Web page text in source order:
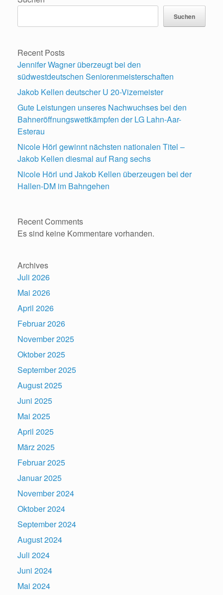
Suchen
Recent Posts
Jennifer Wagner überzeugt bei den
südwestdeutschen Seniorenmeisterschaften
Jakob Kellen deutscher U 20-Vizemeister
Gute Leistungen unseres Nachwuchses bei den
Bahneröffnungswettkämpfen der LG Lahn-Aar-
Esterau
Nicole Hörl gewinnt nächsten nationalen Titel –
Jakob Kellen diesmal auf Rang sechs
Nicole Hörl und Jakob Kellen überzeugen bei der
Hallen-DM im Bahngehen
Recent Comments
Es sind keine Kommentare vorhanden.
Archives
Juli 2026
Mai 2026
April 2026
Februar 2026
November 2025
Oktober 2025
September 2025
August 2025
Juni 2025
Mai 2025
April 2025
März 2025
Februar 2025
Januar 2025
November 2024
Oktober 2024
September 2024
August 2024
Juli 2024
Juni 2024
Mai 2024